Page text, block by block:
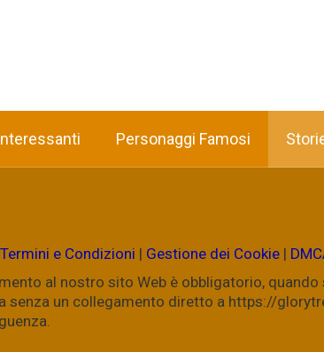
Personaggi Famosi
Termini e Condizioni | Gestione dei Cookie |
al nostro sito Web è obbligatorio,
senza un collegamento diretto a https://